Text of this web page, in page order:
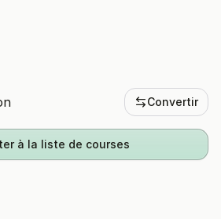
Convertir
à la liste de courses